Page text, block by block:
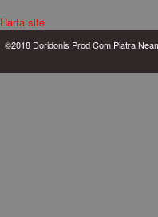
Harta site
©2018 Doridonis Prod Com Piatra